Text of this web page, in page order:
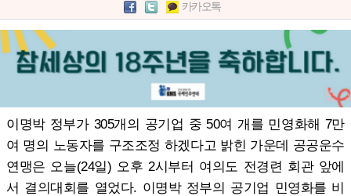
카카오톡
이명박 정부가 305개의 공기업 중 50여 개를 민영화해 7만
여 명의 노동자를 구조조정 하겠다고 밝힌 가운데 공공운수
연맹은 오늘(24일) 오후 2시부터 여의도 전경련 회관 앞에
서 결의대회를 열었다. 이명박 정부의 공기업 민영화를 비